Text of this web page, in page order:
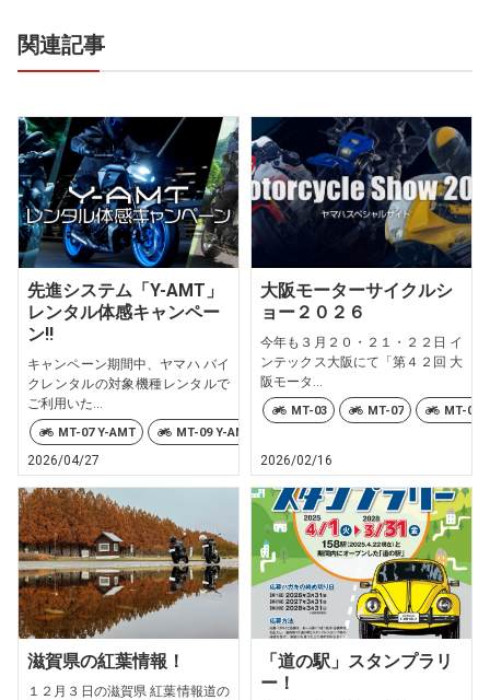
関連記事
先進システム「Y-AMT」
レンタル体感キャンペー
ン!!
キャンペーン期間中、ヤマハ バイ
クレンタルの対象機種レンタルで
ご利用いた...
MT-07 Y-AMT MT-09 Y-AMT
2026/04/27
大阪モーターサイクルシ
ョー２０２６
今年も３月２０・２１・２２日 イ
ンテックス大阪にて「第４２回 大
阪モータ...
MT-03 MT-07 MT-07
2026/02/16
滋賀県の紅葉情報！
１２月３日の滋賀県 紅葉情報道の
「道の駅」スタンプラリ
ー！